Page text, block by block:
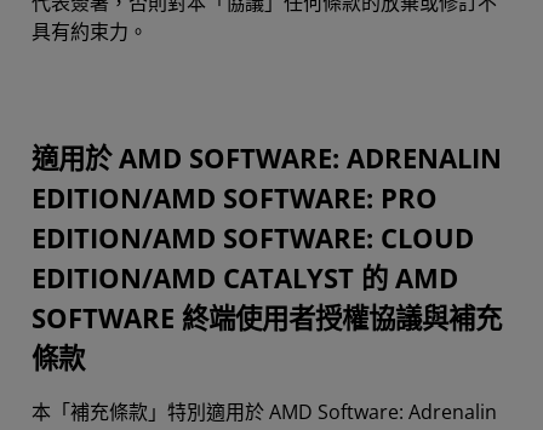
具有約束力。
適用於 AMD SOFTWARE: ADRENALIN
EDITION/AMD SOFTWARE: PRO
EDITION/AMD SOFTWARE: CLOUD
EDITION/AMD CATALYST 的 AMD
SOFTWARE 終端使用者授權協議與補充
條款
本「補充條款」特別適用於 AMD Software: Adrenalin